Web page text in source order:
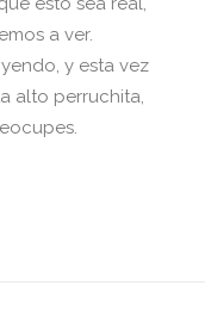
a ver.
y esta vez
alto perruchita,